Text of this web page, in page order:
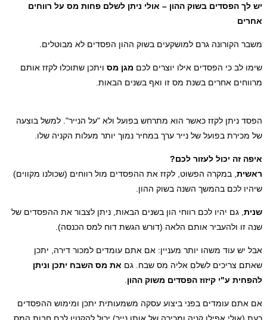
בשוק ההון – אולי ניתן לשלם פחות מס על רווחים
גרם למושקעים בשוק ההון הפסדים לא מבוטלים.
הפסדים אילו יוצרים לכםמגן מסויתכן שתוכלו לקזז אותם
בשנת מס זו ואף בשנים הבאות.
לקזז כאשר הוא מתרחש בפועל ולא "על הנייר". למשל בוצעה
של נייר ערך במחיר נמוך יותר מעלות הקניה שלו.
לעזור לכם?
הפשוט, לקזז את ההפסדים מול רווחים (שכולנו מקווים)
בהמשך השנה בשוק ההון.
לכם רווחי הון בשנים הבאות, ניתן לצבור את ההפסדים של
אותם הלאה (דורש הגשת דוח למס הכנסה).
משהו יותר מעניין: אם אתם עומדים למכור דירה, יתכן
לשלם אליה מס שבח. גםאת מס השבח יתכן וניתן
קיזוז הפסדים משוק ההון .
בפני ביצוע עסקה משמעותית יתכן ומימוש ההפסדים
אפילו קניה ומכירה של אותו נייר) יכול להקטין לכם חבות המס